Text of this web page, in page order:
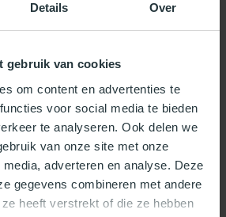
Details Over
gebruik van cookies
om content en advertenties te
voor social media te bieden
te analyseren. Ook delen we
van onze site met onze
adverteren en analyse. Deze
gegevens combineren met andere
heeft verstrekt of die ze hebben
maakt: